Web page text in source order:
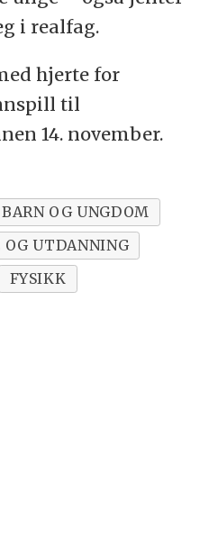
i realfag.
hjerte for
til
14. november.
BARN OG UNGDOM
OG UTDANNING
FYSIKK